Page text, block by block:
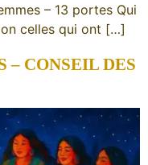
– 13 portes Qui
celles qui ont […]
– CONSEIL DES